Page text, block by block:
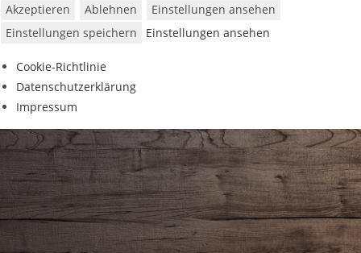
Akzeptieren Ablehnen
Einstellungen ansehen
Einstellungen speichern
Einstellungen ansehen
Cookie-Richtlinie
Datenschutzerklärung
Impressum